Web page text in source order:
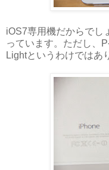
iOS7専用機だからでし
っています。ただし、
Lightというわけではあ